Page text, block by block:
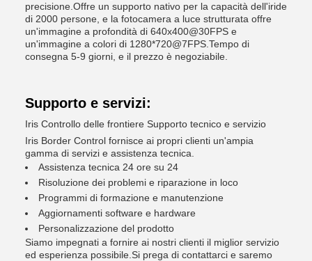
precisione.Offre un supporto nativo per la capacità dell'iride
di 2000 persone, e la fotocamera a luce strutturata offre
un'immagine a profondità di 640x400@30FPS e
un'immagine a colori di 1280*720@7FPS.Tempo di
consegna 5-9 giorni, e il prezzo è negoziabile.
Supporto e servizi:
Iris Controllo delle frontiere Supporto tecnico e servizio
Iris Border Control fornisce ai propri clienti un'ampia
gamma di servizi e assistenza tecnica.
Assistenza tecnica 24 ore su 24
Risoluzione dei problemi e riparazione in loco
Programmi di formazione e manutenzione
Aggiornamenti software e hardware
Personalizzazione del prodotto
Siamo impegnati a fornire ai nostri clienti il miglior servizio
ed esperienza possibile.Si prega di contattarci e saremo